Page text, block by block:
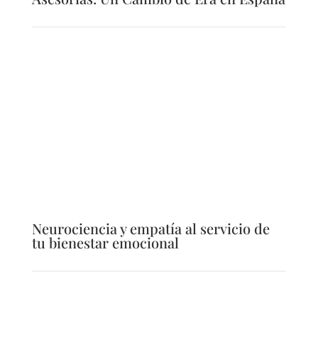
Neurociencia y empatía al servicio de
tu bienestar emocional